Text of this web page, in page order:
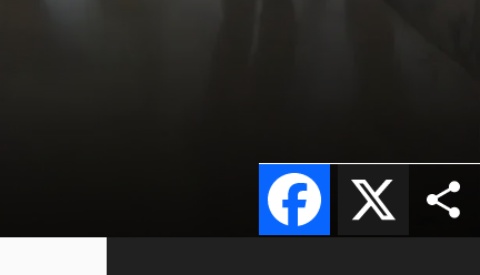
X
Facebook